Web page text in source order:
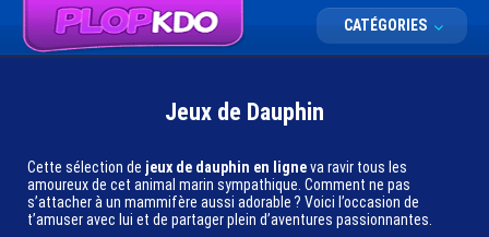
CATÉGORIES
Jeux de Dauphin
Cette sélection de jeux de dauphin en ligneva ravir tous les
amoureux de cet animal marin sympathique. Comment ne pas
s’attacher à un mammifère aussi adorable ? Voici l’occasion de
t’amuser avec lui et de partager plein d’aventures passionnantes.